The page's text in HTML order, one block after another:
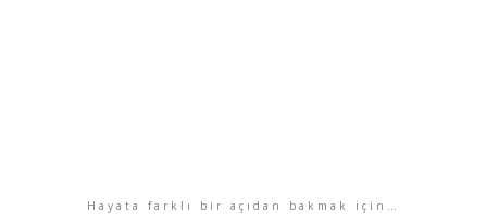
Hayata farklı bir açıdan bakmak için…